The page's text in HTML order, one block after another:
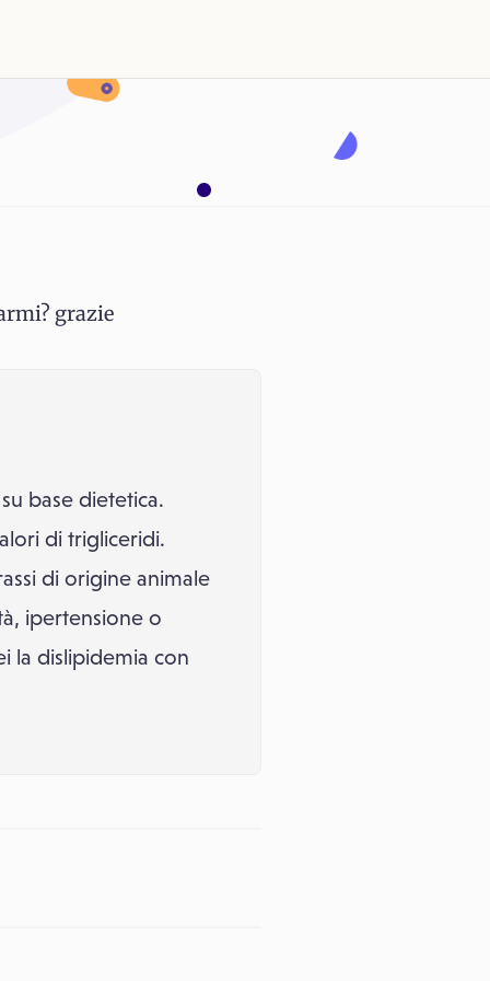
grazie
base dietetica.
di trigliceridi.
di origine animale
ipertensione o
la dislipidemia con